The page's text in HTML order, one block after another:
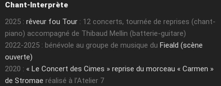
Chant-Interprète
2025 : rêveur fou Tour : 12 concerts, tournée de reprises (chant-
piano) accompagné de Thibaud Mellin (batterie-guitare)
2022-2025 : bénévole au groupe de musique du Fieald (scène
ouverte)
2020 : « Le Concert des Cimes » reprise du morceau « Carmen »
de Stromae réalisé à l’Atelier 7